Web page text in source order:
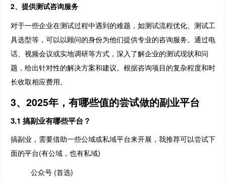
2、提供测试咨询服务
对于一些企业在测试过程中遇到的难题，如测试流程优化、测试工
具选型等，可以以顾问的身份为他们提供专业的咨询服务。通过电
话、视频会议或实地调研等方式，深入了解企业的测试现状和问
题，给出针对性的解决方案和建议。根据咨询项目的复杂程度和时
长收取相应费用。
3、2025年，有哪些值的尝试做的副业平台
3.1 搞副业有哪些平台？
搞副业，需要借助一些公域或私域平台来开展，我推荐可以尝试下
面的平台(有公域，也有私域)
公众号 (首选)